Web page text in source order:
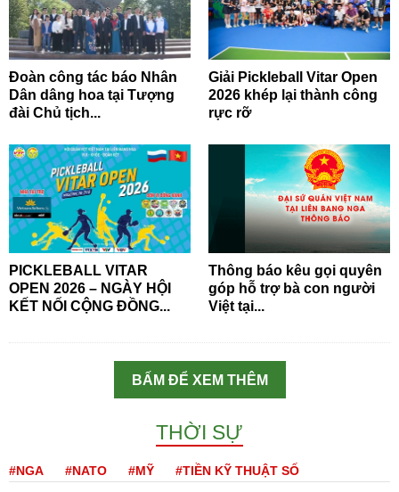
Đoàn công tác báo Nhân
Dân dâng hoa tại Tượng
đài Chủ tịch...
Giải Pickleball Vitar Open
2026 khép lại thành công
rực rỡ
PICKLEBALL VITAR
OPEN 2026 – NGÀY HỘI
KẾT NỐI CỘNG ĐỒNG...
Thông báo kêu gọi quyên
góp hỗ trợ bà con người
Việt tại...
BẤM ĐỂ XEM THÊM
THỜI SỰ
#NGA #NATO #MỸ #TIỀN KỸ THUẬT SỐ